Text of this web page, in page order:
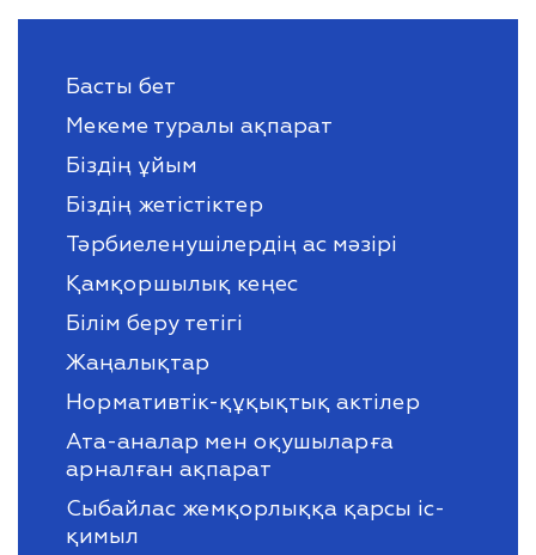
Басты бет
Мекеме туралы ақпарат
Біздің ұйым
Біздің жетістіктер
Тәрбиеленушілердің ас мәзірі
Қамқоршылық кеңес
Білім беру тетігі
Жаңалықтар
Нормативтік-құқықтық актілер
Ата-аналар мен оқушыларға
арналған ақпарат
Сыбайлас жемқорлыққа қарсы іс-
қимыл